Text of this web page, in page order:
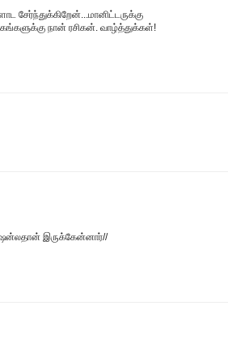
சேர்ந்துக்கிறேன்...மானிட்டருக்கு
நான் ரசிகன். வாழ்த்துக்கள்!
இருக்கேன்னார்//